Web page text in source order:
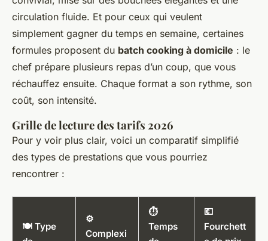
circulation fluide. Et pour ceux qui veulent
simplement gagner du temps en semaine, certaines
formules proposent du batch cooking à domicile : le
chef prépare plusieurs repas d’un coup, que vous
réchauffez ensuite. Chaque format a son rythme, son
coût, son intensité.
Grille de lecture des tarifs 2026
Pour y voir plus clair, voici un comparatif simplifié
des types de prestations que vous pourriez
rencontrer :
🍽️ Type
⚙️
Complexi
⏱️
Temps
💶
Fourchett